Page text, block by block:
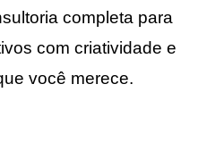
completa para
com criatividade e
você merece.